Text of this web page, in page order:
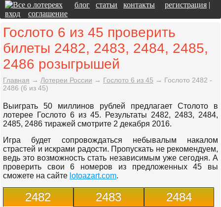
блог статьи контакты регистрация |
вход
соглашение
Гослото 6 из 45 проверить
билеты 2482, 2483, 2484, 2485,
2486 розыгрышей
Главная → Лотереи России → Гослото 6 из 45 → Гослото 2482 -
2486 (6 из 45)
Выиграть 50 миллинов рублей предлагает Столото в
лотерее Гослото 6 из 45. Результаты 2482, 2483, 2484,
2485, 2486 тиражей смотрите 2 декабря 2016.
Игра будет сопровождаться небывалым накалом
страстей и искрами радости. Пропускать не рекомендуем,
ведь это возможность стать независимым уже сегодня. А
проверить свои 6 номеров из предложенных 45 вы
сможете на сайте lotoazart.com.
2482 2483
2484